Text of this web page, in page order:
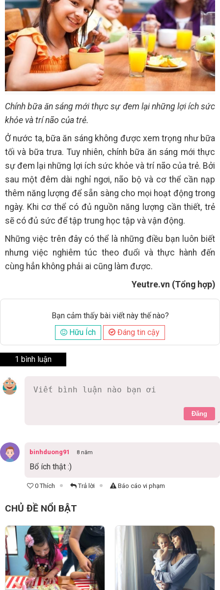
Chính bữa ăn sáng mới thực sự đem lại những lợi ích sức
khỏe và trí não của trẻ.
Ở nước ta, bữa ăn sáng không được xem trọng như bữa
tối và bữa trưa. Tuy nhiên, chính bữa ăn sáng mới thực
sự đem lại những lợi ích sức khỏe và trí não của trẻ. Bởi
sau một đêm dài nghỉ ngơi, não bộ và cơ thể cần nạp
thêm năng lượng để sẵn sàng cho mọi hoạt động trong
ngày. Khi cơ thể có đủ nguồn năng lượng cần thiết, trẻ
sẽ có đủ sức để tập trung học tập và vận động.
Những việc trên đây có thể là những điều bạn luôn biết
nhưng việc nghiêm túc theo đuổi và thực hành đến
cùng hẳn không phải ai cũng làm được.
Yeutre.vn (Tổng hợp)
Bạn cảm thấy bài viết này thế nào?
Hữu Ích
Đáng tin cậy
1 bình luận
Đăng
binhduong91 8 năm
Bổ ích thật :)
0 Thích Trả lời Báo cáo vi phạm
CHỦ ĐỀ NỔI BẬT